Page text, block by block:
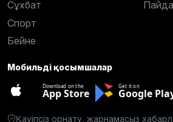
Сұхбат
Спорт
Бейне
Мобильді қосымшалар
Download on the
App Store
Get it on
Google
Қауіпсіз орнату, жарнамасыз